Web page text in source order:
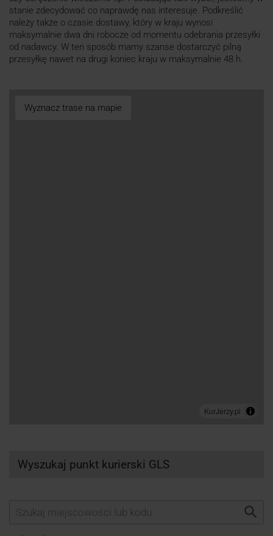
stanie zdecydować co naprawdę nas interesuje. Podkreślić
należy także o czasie dostawy, który w kraju wynosi
maksymalnie dwa dni robocze od momentu odebrania przesyłki
od nadawcy. W ten sposób mamy szanse dostarczyć pilną
przesyłkę nawet na drugi koniec kraju w maksymalnie 48 h.
Wyznacz trase na mapie
Wyszukaj punkt kurierski GLS